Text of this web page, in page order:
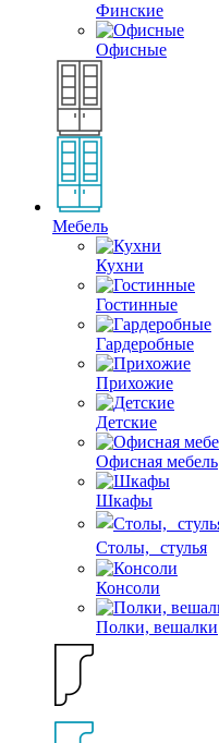
Финские
Офисные
Мебель
Кухни
Гостинные
Гардеробные
Прихожие
Детские
Офисная мебель
Шкафы
Столы, стулья
Консоли
Полки, вешалки